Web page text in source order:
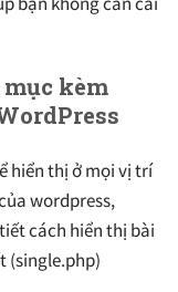
kèm
hiển thị ở mọi vị trí
wordpress,
cách hiển thị bài
(single.php)